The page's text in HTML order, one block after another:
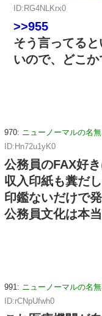
ID:RG4NLKrx0
>>955
そう言ってる
いので、どこ
970: ニューノーマルの名
ID:Hn72u1yK0
公務員のFAX好
収入印紙も糞だし
印鑑ないだけで
公務員文化は本
991: ニューノーマルの名
ID:rCNpUfwh0